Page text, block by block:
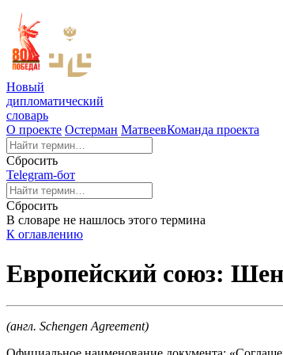
Новый
дипломатический
словарь
О проекте Остерман МатвеевКоманда проекта
Сбросить
Telegram-бот
Сбросить
В словаре не нашлось этого термина
К оглавлению
Европейский союз:
(англ. Schengen Agreement)